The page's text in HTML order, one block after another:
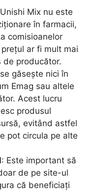
Mix nu este
în farmacii,
comisioanelor
ar fi mult mai
de producător.
găsește nici în
Emag sau altele
Acest lucru
produsul
evitând astfel
pot circula pe alte
: Este important să
de pe site-ul
că beneficiați